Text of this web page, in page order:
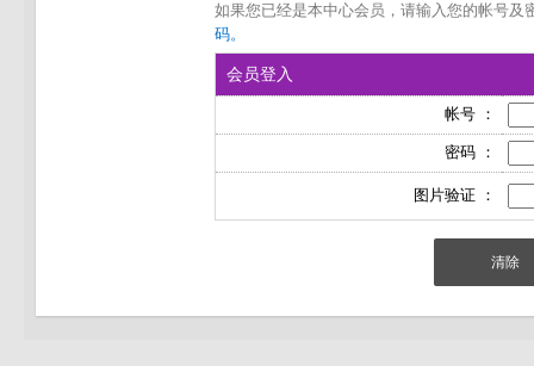
如果您已经是本中心会员，请输入您的帐号
码。
会员登入
帐号 ：
密码 ：
图片验证 ：